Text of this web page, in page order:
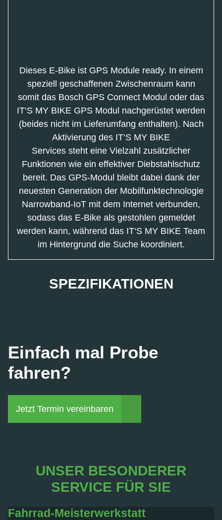
Dieses E-Bike ist GPS Module ready. In einem
speziell geschaffenen Zwischenraum kann
somit das Bosch GPS Connect Modul oder das
IT‘S MY BIKE GPS Modul nachgerüstet werden
(beides nicht im Lieferumfang enthalten). Nach
Aktivierung des IT‘S MY BIKE
Services steht eine Vielzahl zusätzlicher
Funktionen wie ein effektiver Diebstahlschutz
bereit. Das GPS-Modul bleibt dabei dank der
neuesten Generation der Mobilfunktechnologie
Narrowband-IoT mit dem Internet verbunden,
sodass das E-Bike als gestohlen gemeldet
werden kann, während das IT‘S MY BIKE Team
im Hintergrund die Suche koordiniert.
SPEZIFIKATIONEN
Einfach mal Probe
fahren?
Jetzt Termin vereinbaren
UNSER BESONDERER
SERVICE FÜR SIE
Fahrrad-Meisterwerkstatt